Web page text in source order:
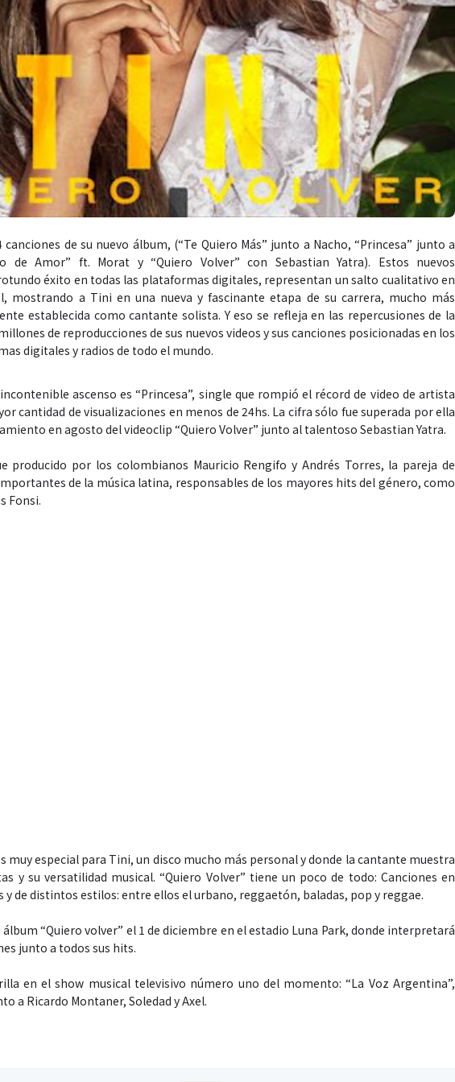
de su nuevo álbum, (“Te Quiero Más” junto a Nacho, “Princesa” junto a
de Amor” ft. Morat y “Quiero Volver” con Sebastian Yatra). Estos nuevos
éxito en todas las plataformas digitales, representan un salto cualitativo en
mostrando a Tini en una nueva y fascinante etapa de su carrera, mucho más
establecida como cantante solista. Y eso se refleja en las repercusiones de la
de reproducciones de sus nuevos videos y sus canciones posicionadas en los
digitales y radios de todo el mundo.
ascenso es “Princesa”, single que rompió el récord de video de artista
cantidad de visualizaciones en menos de 24hs. La cifra sólo fue superada por ella
en agosto del videoclip “Quiero Volver” junto al talentoso Sebastian Yatra.
producido por los colombianos Mauricio Rengifo y Andrés Torres, la pareja de
de la música latina, responsables de los mayores hits del género, como
Fonsi.
muy especial para Tini, un disco mucho más personal y donde la cantante muestra
y su versatilidad musical. “Quiero Volver” tiene un poco de todo: Canciones en
y de distintos estilos: entre ellos el urbano, reggaetón, baladas, pop y reggae.
“Quiero volver” el 1 de diciembre en el estadio Luna Park, donde interpretará
junto a todos sus hits.
en el show musical televisivo número uno del momento: “La Voz Argentina”,
a Ricardo Montaner, Soledad y Axel.